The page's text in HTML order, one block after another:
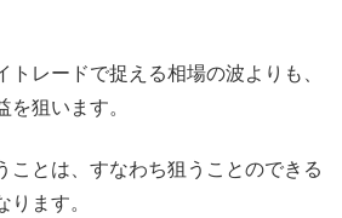
トレードで捉える相場の波よりも、
を狙います。
ことは、すなわち狙うことのできる
ます。